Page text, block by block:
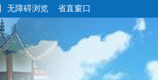
无障碍浏览 省直窗口